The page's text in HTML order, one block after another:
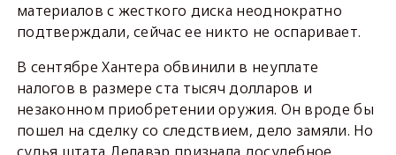
материалов с жесткого диска неоднократно
подтверждали, сейчас ее никто не оспаривает.
В сентябре Хантера обвинили в неуплате
налогов в размере ста тысяч долларов и
незаконном приобретении оружия. Он вроде бы
пошел на сделку со следствием, дело замяли. Но